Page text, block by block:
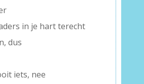
in je hart terecht
dus
iets, nee